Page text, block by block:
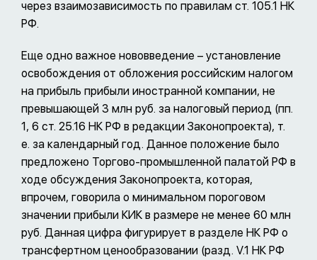
через взаимозависимость по правилам ст. 105.1 НК
РФ.
Еще одно важное нововведение – установление
освобождения от обложения российским налогом
на прибыль прибыли иностранной компании, не
превышающей 3 млн руб. за налоговый период (пп.
1, 6 ст. 25.16 НК РФ в редакции Законопроекта), т.
е. за календарный год. Данное положение было
предложено Торгово-промышленной палатой РФ в
ходе обсуждения Законопроекта, которая,
впрочем, говорила о минимальном пороговом
значении прибыли КИК в размере не менее 60 млн
руб. Данная цифра фигурирует в разделе НК РФ о
трансфертном ценообразовании (разд. V.1 НК РФ